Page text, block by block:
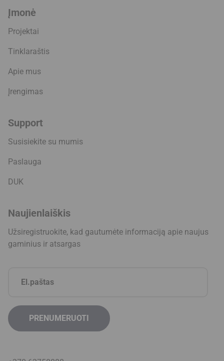
Įmonė
Projektai
Tinklaraštis
Apie mus
Įrengimas
Support
Susisiekite su mumis
Paslauga
DUK
Naujienlaiškis
Užsiregistruokite, kad gautumėte informaciją apie naujus
gaminius ir atsargas